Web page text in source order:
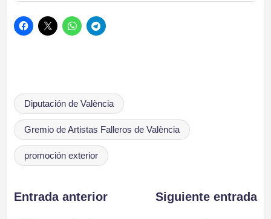
Etiquetas:
Diputación de València
Gremio de Artistas Falleros de València
promoción exterior
Navegación
Entrada anterior Siguiente entrada